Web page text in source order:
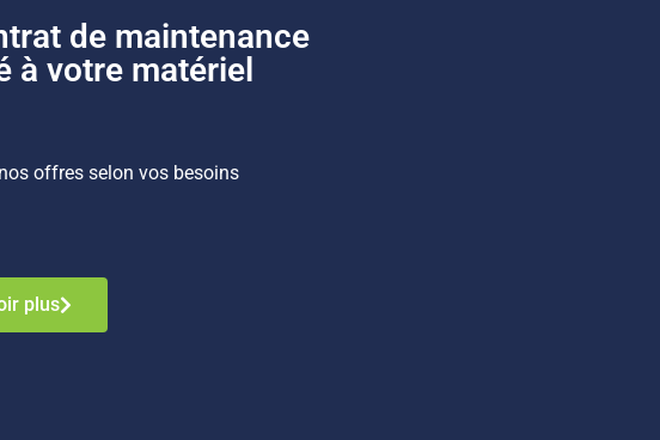
de maintenance
à votre matériel
offres selon vos besoins
plus